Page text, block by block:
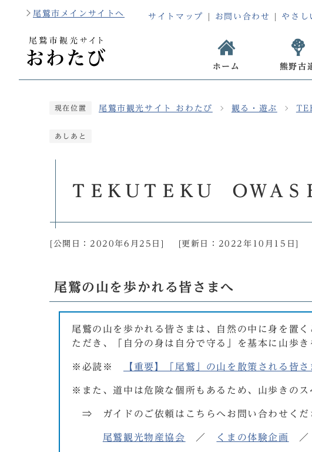
尾鷲市メインサイトへ サイトマップ お問い合わせ やさし
ホーム 熊野古
現在位置 尾鷲市観光サイト おわたび 観る・遊ぶ
あしあと
ＴＥＫＵＴＥＫＵ ＯＷＡＳ
[公開日： 2020年6月25日 [更新日： 2022年10月15日
尾鷲の山を歩かれる皆さまへ
尾鷲の山を歩かれる皆さまは、自然の中に身を置
ただき、「自分の身は自分で守る」を基本に山歩き
※必読※ 【重要】「尾鷲」の山を散策される皆
※また、道中は危険な個所もあるため、山歩きの
⇒ ガイドのご依頼はこちらへお問い合わせくだ
尾鷲観光物産協会 ／ くまの体験企画